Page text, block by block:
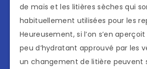
de maïs et les litières sèches qui
habituellement utilisées pour les
Heureusement, si l’on s’en
peu d’hydratant approuvé par les
un changement de litière peuvent